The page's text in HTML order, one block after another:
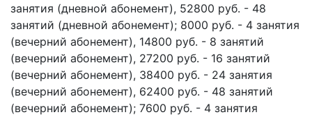
занятия (дневной абонемент), 52800 руб. - 48
занятий (дневной абонемент); 8000 руб. - 4 занятия
(вечерний абонемент), 14800 руб. - 8 занятий
(вечерний абонемент), 27200 руб. - 16 занятий
(вечерний абонемент), 38400 руб. - 24 занятия
(вечерний абонемент), 62400 руб. - 48 занятий
(вечерний абонемент); 7600 руб. - 4 занятия